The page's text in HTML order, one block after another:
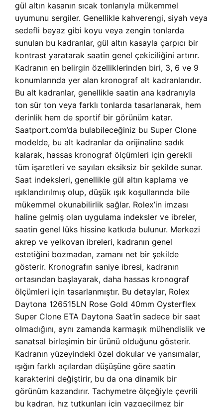
gül altın kasanın sıcak tonlarıyla mükemmel
uyumunu sergiler. Genellikle kahverengi, siyah veya
sedefli beyaz gibi koyu veya zengin tonlarda
sunulan bu kadranlar, gül altın kasayla çarpıcı bir
kontrast yaratarak saatin genel çekiciliğini artırır.
Kadranın en belirgin özelliklerinden biri, 3, 6 ve 9
konumlarında yer alan kronograf alt kadranlarıdır.
Bu alt kadranlar, genellikle saatin ana kadranıyla
ton sür ton veya farklı tonlarda tasarlanarak, hem
derinlik hem de sportif bir görünüm katar.
Saatport.com’da bulabileceğiniz bu Super Clone
modelde, bu alt kadranlar da orijinaline sadık
kalarak, hassas kronograf ölçümleri için gerekli
tüm işaretleri ve sayıları eksiksiz bir şekilde sunar.
Saat indeksleri, genellikle gül altın kaplama ve
ışıklandırılmış olup, düşük ışık koşullarında bile
mükemmel okunabilirlik sağlar. Rolex’in imzası
haline gelmiş olan uygulama indeksler ve ibreler,
saatin genel lüks hissine katkıda bulunur. Merkezi
akrep ve yelkovan ibreleri, kadranın genel
estetiğini bozmadan, zamanı net bir şekilde
gösterir. Kronografın saniye ibresi, kadranın
ortasından başlayarak, daha hassas kronograf
ölçümleri için tasarlanmıştır. Bu detaylar, Rolex
Daytona 126515LN Rose Gold 40mm Oysterflex
Super Clone ETA Daytona Saat’in sadece bir saat
olmadığını, aynı zamanda karmaşık mühendislik ve
sanatsal birleşimin bir ürünü olduğunu gösterir.
Kadranın yüzeyindeki özel dokular ve yansımalar,
ışığın farklı açılardan düşüşüne göre saatin
karakterini değiştirir, bu da ona dinamik bir
görünüm kazandırır. Tachymetre ölçeğiyle çevrili
bu kadran, hız tutkunları için vazgeçilmez bir